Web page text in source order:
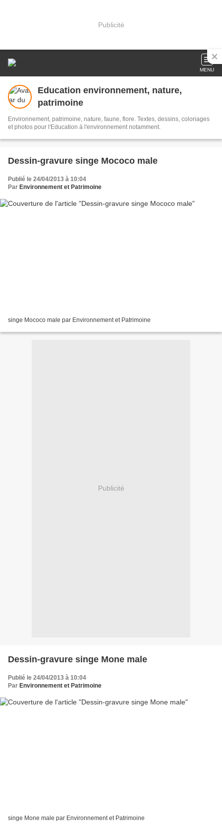
Publicité
MENU
Education environnement, nature,
patrimoine
Environnement, patrimoine, nature, faune, flore. Textes, dessins, coloriages
et photos pour l'Education à l'environnement notamment.
Dessin-gravure singe Mococo male
Publié le 24/04/2013 à 10:04
Par Environnement et Patrimoine
singe Mococo male par Environnement et Patrimoine
Publicité
Dessin-gravure singe Mone male
Publié le 24/04/2013 à 10:04
Par Environnement et Patrimoine
singe Mone male par Environnement et Patrimoine